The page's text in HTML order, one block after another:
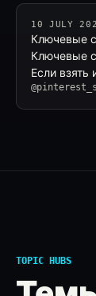
10 JULY
Ключевые
Ключевые
Если
TOPIC HUBS